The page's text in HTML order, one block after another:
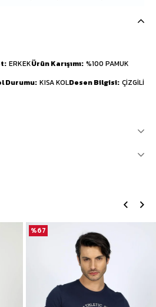
ERKEKÜrün Karışımı %100 PAMUK
Durumu KISA KOLDesen Bilgisi ÇİZGİLİ
%67